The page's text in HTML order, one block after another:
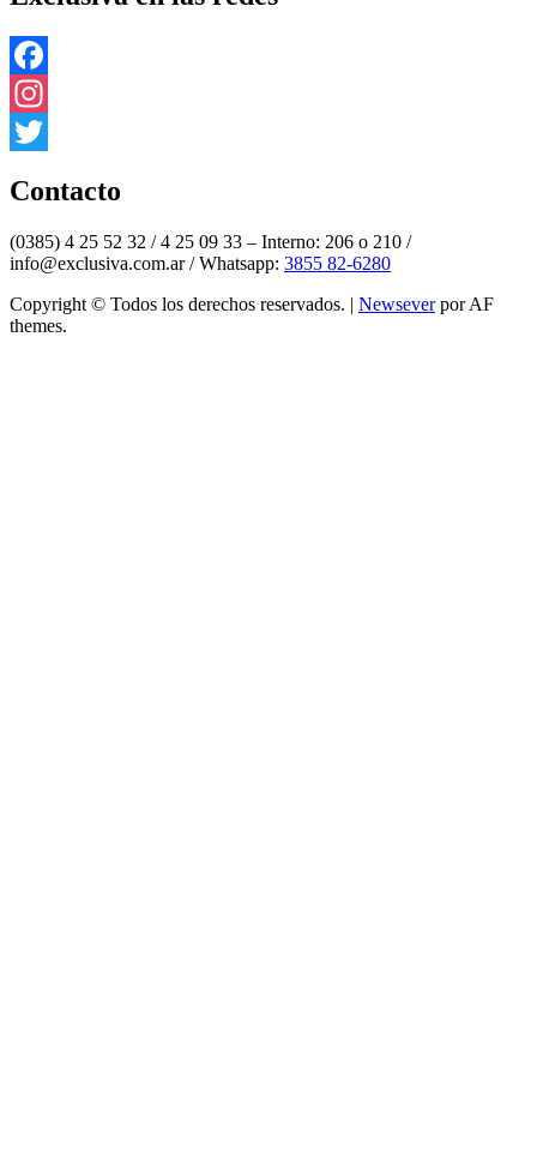
Facebook
Instagram
Contacto
(0385) 4 25 52 32 / 4 25 09 33 – Interno: 206 o 210 /
info@exclusiva.com.ar / Whatsapp: 3855 82-6280
Copyright © Todos los derechos reservados. | Newseverpor AF
themes.